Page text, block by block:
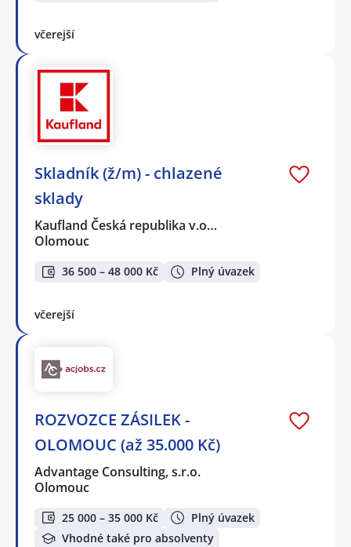
včerejší
Skladník (ž/m) - chlazené
sklady
Kaufland Česká republika v.o…
Olomouc
36 500 – 48 000 Kč Plný úvazek
včerejší
ROZVOZCE ZÁSILEK -
OLOMOUC (až 35.000 Kč)
Advantage Consulting, s.r.o.
Olomouc
25 000 – 35 000 Kč
Plný úvazek
Vhodné také pro absolventy